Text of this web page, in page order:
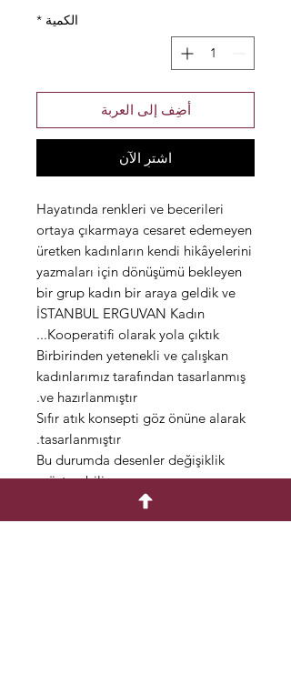
الكمية *
أضِف إلى العربة
اشترِ الآن
Hayatında renkleri ve becerileri
ortaya çıkarmaya cesaret edemeyen
üretken kadınların kendi hikâyelerini
yazmaları için dönüşümü bekleyen
bir grup kadın bir araya geldik ve
İSTANBUL ERGUVAN Kadın
Kooperatifi olarak yola çıktık...
Birbirinden yetenekli ve çalışkan
kadınlarımız tarafından tasarlanmış
ve hazırlanmıştır.
Sıfır atık konsepti göz önüne alarak
tasarlanmıştır.
Bu durumda desenler değişiklik
gösterebilir.
Farklı şekil ve konseptlerde
kullanıma uygundur.